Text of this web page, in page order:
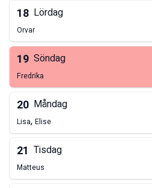
18 Lördag
Orvar
19 Söndag
Fredrika
20 Måndag
Lisa, Elise
21 Tisdag
Matteus